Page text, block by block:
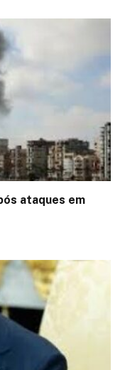
ataques em